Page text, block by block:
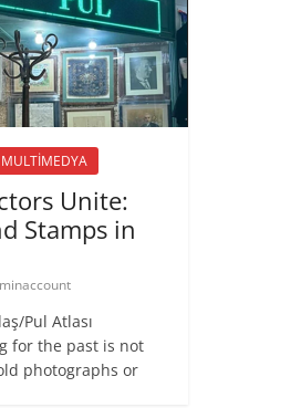
MULTİMEDYA
Unite:
Stamps in
Pul Atlası
for the past is not
photographs or